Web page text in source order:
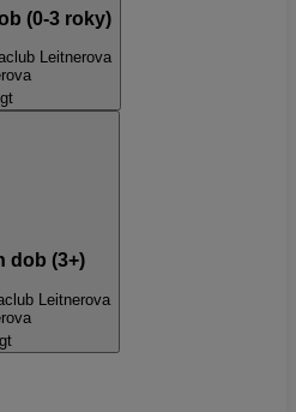
(0-3 roky)
club Leitnerova
dob (3+)
club Leitnerova